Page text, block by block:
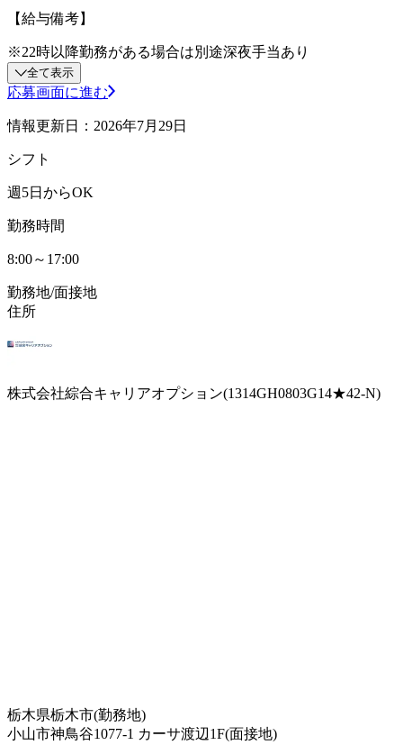
【給与備考】
※22時以降勤務がある場合は別途深夜手当あり
全て表示
応募画面に進む
情報更新日：2026年7月29日
シフト
週5日からOK
勤務時間
8:00～17:00
勤務地/面接地
住所
株式会社綜合キャリアオプション(1314GH0803G14★42-N)
栃木県栃木市(勤務地)
小山市神鳥谷1077-1 カーサ渡辺1F(面接地)